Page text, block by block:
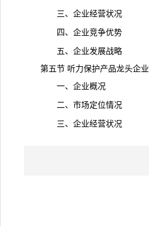
三、企业经营状况
四、企业竞争优势
五、企业发展战略
第五节 听力保护产品龙头企业
一、企业概况
二、市场定位情况
三、企业经营状况